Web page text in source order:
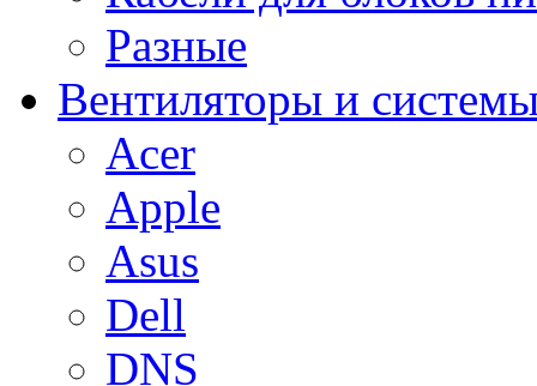
Разные
Вентиляторы и
Acer
Apple
Asus
Dell
DNS